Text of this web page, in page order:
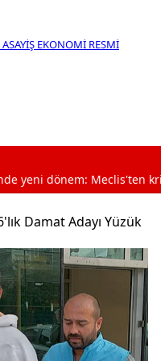
ASAYİŞ EKONOMİ RESMİ
kritik karar
Damat Adayı Yüzük